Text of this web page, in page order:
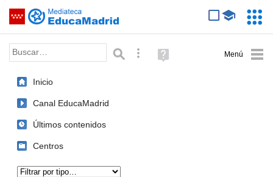
Saltar navegación
Palabra o frase: Búsqueda avanzada
Ayuda
(en
Inicio
Canal EducaMadrid
Últimos contenidos
Centros